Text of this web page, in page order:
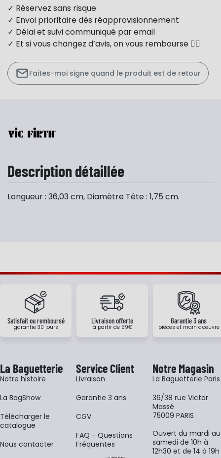
✓ Réservez sans risque
✓ Envoi prioritaire dès réapprovisionnement
✓ Délai et suivi communiqué par email
✓ Et si vous changez d’avis, on vous rembourse 👍🏻
Faites-moi signe quand le produit est de retour
Description détaillée
Longueur : 36,03 cm, Diamètre Tête : 1,75 cm.
Satisfait ou remboursé
garantie 30 jours
Livraison offerte
à partir de 59€
Garantie 3 ans
pièces et main d'oeuvre
La Baguetterie
Notre histoire
La BagShow
​Télécharger le
catalogue
Nous contacter
Service Client
Livraison
Garantie 3 ans
CGV
FAQ - Questions
Fréquentes
Notre Magasin
La Baguetterie Paris
36/38 rue Victor
Massé
75009 PARIS
Ouvert du mardi au
samedi de 10h à
12h30 et de 14 à 19h